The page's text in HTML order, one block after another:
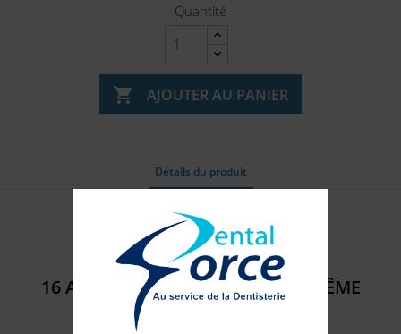
Quantité
 AJOUTER AU PANIER
Détails du produit
Référence
16 AUTRES PRODUITS DANS LA MÊME
CATÉGORIE :